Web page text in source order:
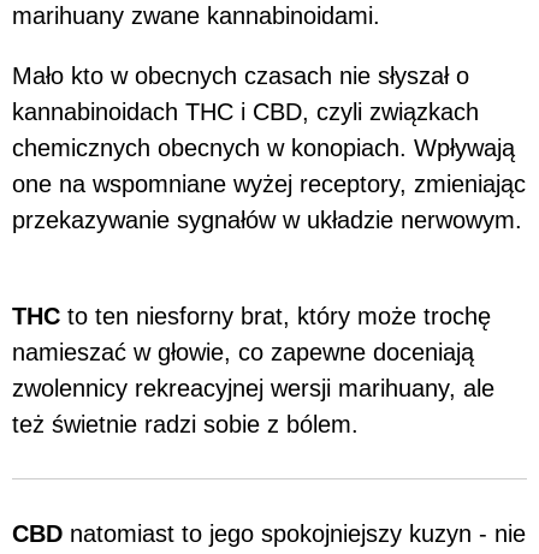
marihuany zwane kannabinoidami.
Mało kto w obecnych czasach nie słyszał o
kannabinoidach THC i CBD, czyli związkach
chemicznych obecnych w konopiach. Wpływają
one na wspomniane wyżej receptory, zmieniając
przekazywanie sygnałów w układzie nerwowym.
THC to ten niesforny brat, który może trochę
namieszać w głowie, co zapewne doceniają
zwolennicy rekreacyjnej wersji marihuany, ale
też świetnie radzi sobie z bólem.
CBD natomiast to jego spokojniejszy kuzyn - nie